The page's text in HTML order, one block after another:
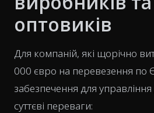
оптовиків
Для компаній, які щорічно
000 євро на перевезення по
забезпечення для
суттєві переваги: